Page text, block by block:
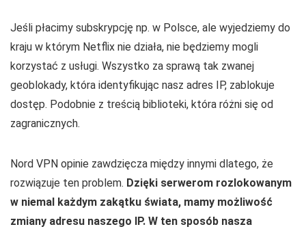
Jeśli płacimy subskrypcję np. w Polsce, ale wyjedziemy do
kraju w którym Netflix nie działa, nie będziemy mogli
korzystać z usługi. Wszystko za sprawą tak zwanej
geoblokady, która identyfikując nasz adres IP, zablokuje
dostęp. Podobnie z treścią biblioteki, która różni się od
zagranicznych.
Nord VPN opinie zawdzięcza między innymi dlatego, że
rozwiązuje ten problem. Dzięki serwerom rozlokowanym
w niemal każdym zakątku świata, mamy możliwość
zmiany adresu naszego IP. W ten sposób nasza